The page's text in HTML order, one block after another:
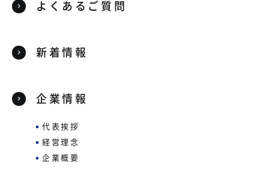
よくあるご質問
新着情報
企業情報
代表挨拶
経営理念
企業概要